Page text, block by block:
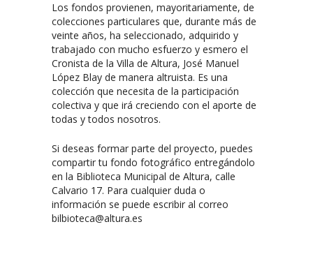
Los fondos provienen, mayoritariamente, de
colecciones particulares que, durante más de
veinte años, ha seleccionado, adquirido y
trabajado con mucho esfuerzo y esmero el
Cronista de la Villa de Altura, José Manuel
López Blay de manera altruista. Es una
colección que necesita de la participación
colectiva y que irá creciendo con el aporte de
todas y todos nosotros.
Si deseas formar parte del proyecto, puedes
compartir tu fondo fotográfico entregándolo
en la Biblioteca Municipal de Altura, calle
Calvario 17. Para cualquier duda o
información se puede escribir al correo
bilbioteca@altura.es